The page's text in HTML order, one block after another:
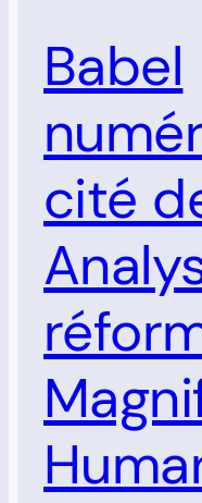
Babel
cité